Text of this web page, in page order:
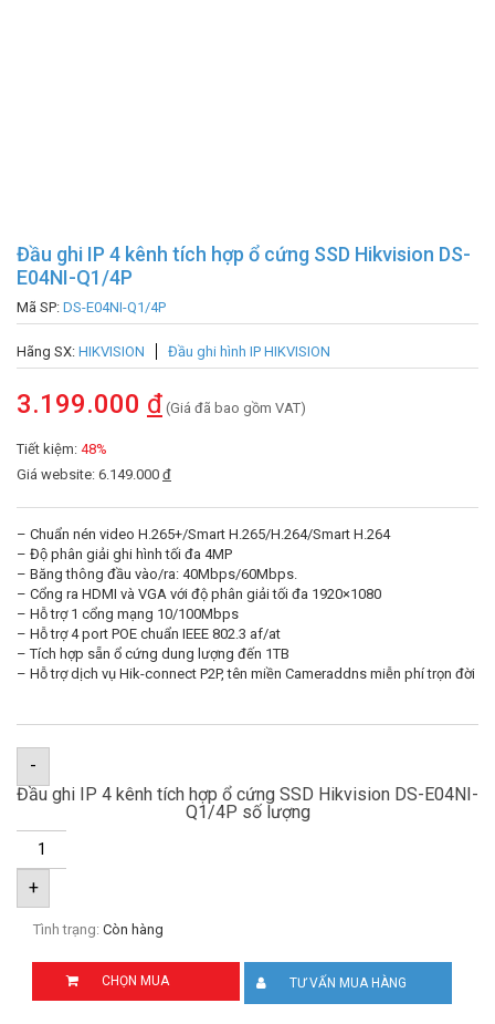
Đầu ghi IP 4 kênh tích hợp ổ cứng SSD Hikvision DS-
E04NI-Q1/4P
Mã SP: DS-E04NI-Q1/4P
Hãng SX: HIKVISION Đầu ghi hình IP HIKVISION
3.199.000 đ (Giá đã bao gồm VAT)
Tiết kiệm: 48%
Giá website: 6.149.000 đ
– Chuẩn nén video H.265+/Smart H.265/H.264/Smart H.264
– Độ phân giải ghi hình tối đa 4MP
– Băng thông đầu vào/ra: 40Mbps/60Mbps.
– Cổng ra HDMI và VGA với độ phân giải tối đa 1920×1080
– Hỗ trợ 1 cổng mạng 10/100Mbps
– Hỗ trợ 4 port POE chuẩn IEEE 802.3 af/at
– Tích hợp sẵn ổ cứng dung lượng đến 1TB
– Hỗ trợ dịch vụ Hik-connect P2P, tên miền Cameraddns miễn phí trọn đời
-
Đầu ghi IP 4 kênh tích hợp ổ cứng SSD Hikvision DS-E04NI-
Q1/4P số lượng
+
Tình trạng: Còn hàng
CHỌN MUA TƯ VẤN MUA HÀNG